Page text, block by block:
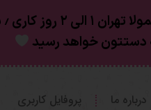
درباره ما پروفایل کاربری